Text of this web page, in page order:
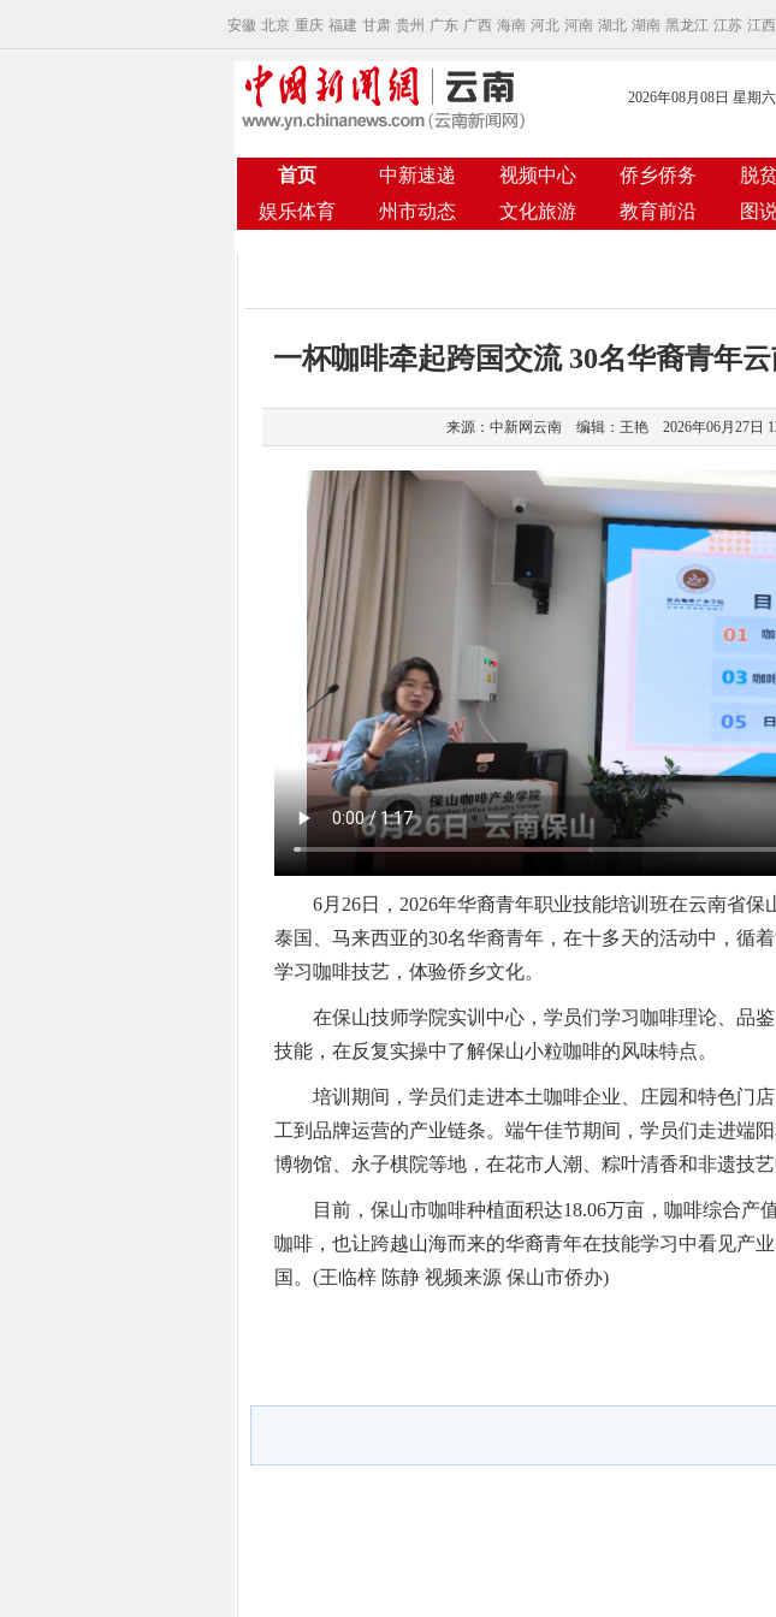
安徽 北京 重庆 福建 甘肃 贵州 广东 广西 海南 河北 河南 湖北 湖南 黑龙江 江苏 江西
2026年08月08日 星期六
首页 中新速递 视频中心 侨乡侨务 脱
娱乐体育
州市动态 文化旅游 教育前沿 图
一杯咖啡牵起跨国交流 30名华裔青年
来源：中新网云南 编辑：王艳 2026年06月27日
6月26日，2026年华裔青年职业技能培训班在云南省保
泰国、马来西亚的30名华裔青年，在十多天的活动中，循着
学习咖啡技艺，体验侨乡文化。
在保山技师学院实训中心，学员们学习咖啡理论、品鉴
技能，在反复实操中了解保山小粒咖啡的风味特点。
培训期间，学员们走进本土咖啡企业、庄园和特色门店
工到品牌运营的产业链条。端午佳节期间，学员们走进端
博物馆、永子棋院等地，在花市人潮、粽叶清香和非遗技艺
目前，保山市咖啡种植面积达18.06万亩，咖啡综合产值
咖啡，也让跨越山海而来的华裔青年在技能学习中看见产
国。(王临梓 陈静 视频来源 保山市侨办)